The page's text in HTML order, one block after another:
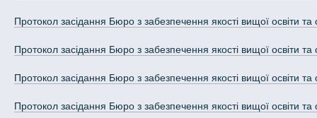
Протокол засідання Бюро з забезпечення якості вищої освіти
Протокол засідання Бюро з забезпечення якості вищої освіти
Протокол засідання Бюро з забезпечення якості вищої освіти
Протокол засідання Бюро з забезпечення якості вищої освіти